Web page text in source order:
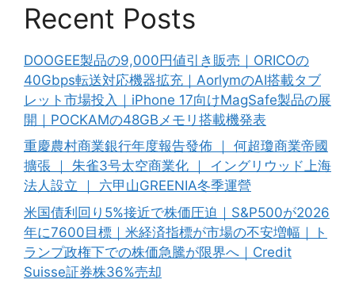
Recent Posts
DOOGEE製品の9,000円値引き販売｜ORICOの
40Gbps転送対応機器拡充｜AorlymのAI搭載タブ
レット市場投入｜iPhone 17向けMagSafe製品の展
開｜POCKAMの48GBメモリ搭載機発表
重慶農村商業銀行年度報告發佈 ｜ 何超瓊商業帝國
擴張 ｜ 朱雀3号太空商業化 ｜ イングリウッド上海
法人設立 ｜ 六甲山GREENIA冬季運營
米国債利回り5%接近で株価圧迫｜S&P500が2026
年に7600目標｜米経済指標が市場の不安増幅｜ト
ランプ政権下での株価急騰が限界へ｜Credit
Suisse証券株36%売却